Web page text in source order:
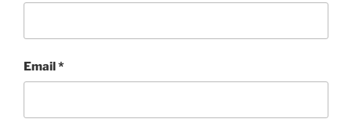
Email*